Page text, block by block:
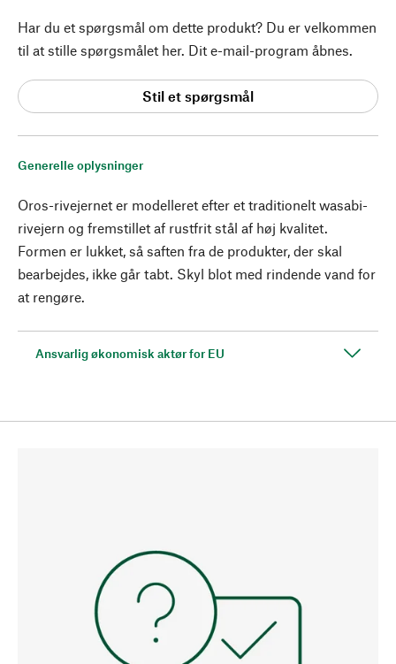
Generelle oplysninger
Oros-rivejernet er modelleret efter et traditionelt wasabi-
rivejern og fremstillet af rustfrit stål af høj kvalitet.
Formen er lukket, så saften fra de produkter, der skal
bearbejdes, ikke går tabt. Skyl blot med rindende vand for
at rengøre.
Ansvarlig økonomisk aktør for EU
Har du et spørgsmål om dette produkt? Du er velkommen
til at stille spørgsmålet her. Dit e-mail-program åbnes.
Stil et spørgsmål